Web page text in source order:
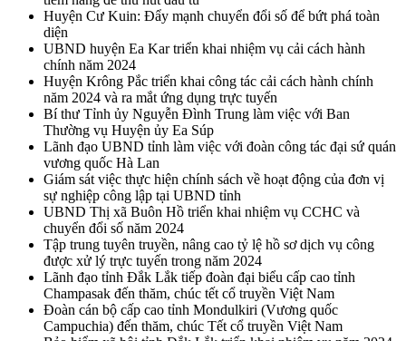
Huyện Cư Kuin: Đẩy mạnh chuyển đổi số để bứt phá toàn
diện
UBND huyện Ea Kar triển khai nhiệm vụ cải cách hành
chính năm 2024
Huyện Krông Pắc triển khai công tác cải cách hành chính
năm 2024 và ra mắt ứng dụng trực tuyến
Bí thư Tỉnh ủy Nguyễn Đình Trung làm việc với Ban
Thường vụ Huyện ủy Ea Súp
Lãnh đạo UBND tỉnh làm việc với đoàn công tác đại sứ quán
vương quốc Hà Lan
Giám sát việc thực hiện chính sách về hoạt động của đơn vị
sự nghiệp công lập tại UBND tỉnh
UBND Thị xã Buôn Hồ triển khai nhiệm vụ CCHC và
chuyển đổi số năm 2024
Tập trung tuyên truyền, nâng cao tỷ lệ hồ sơ dịch vụ công
được xử lý trực tuyến trong năm 2024
Lãnh đạo tỉnh Đắk Lắk tiếp đoàn đại biểu cấp cao tỉnh
Champasak đến thăm, chúc tết cổ truyền Việt Nam
Đoàn cán bộ cấp cao tỉnh Mondulkiri (Vương quốc
Campuchia) đến thăm, chúc Tết cổ truyền Việt Nam